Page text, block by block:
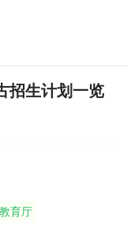
招生计划一览
育厅